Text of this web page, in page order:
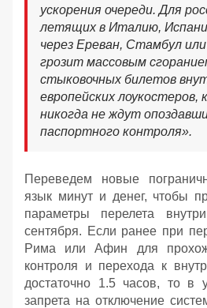
ускорения очереди. Для
летящих в Италию,
через Ереван, Стамбул
грозит массовым
стыковочных билетов
европейских лоукостеров,
никогда не ждут
паспортного контроля».
Переведем новые
язык минут и денег, чтобы
параметры перелета
сентября. Если ранее при
Рима или Афин для
контроля и перехода к
достаточно 1.5 часов, то в
запрета на отключение